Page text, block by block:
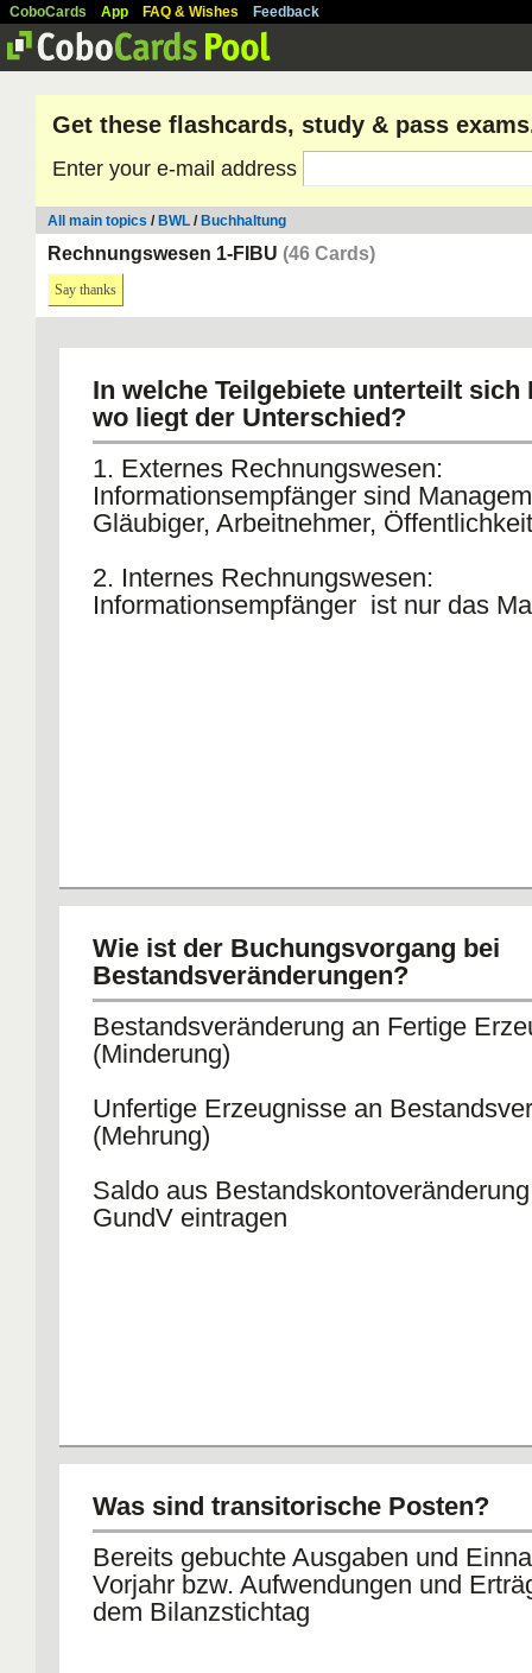
CoboCards App FAQ & Wishes Feedback
Get these flashcards, study & pass
Enter your e-mail address
All main topics / BWL / Buchhaltung
Rechnungswesen 1-FIBU (46 Cards)
Say thanks
In welche Teilgebiete unterteilt sich
wo liegt der Unterschied?
1. Externes Rechnungswesen:
Informationsempfänger sind
Gläubiger, Arbeitnehmer,
2. Internes Rechnungswesen:
Informationsempfänger ist nur das
Wie ist der Buchungsvorgang bei
Bestandsveränderungen?
Bestandsveränderung an Fertige
(Minderung)
Unfertige Erzeugnisse an
(Mehrung)
Saldo aus
GundV eintragen
Was sind transitorische Posten?
Bereits gebuchte Ausgaben und
Vorjahr bzw. Aufwendungen und
dem Bilanzstichtag